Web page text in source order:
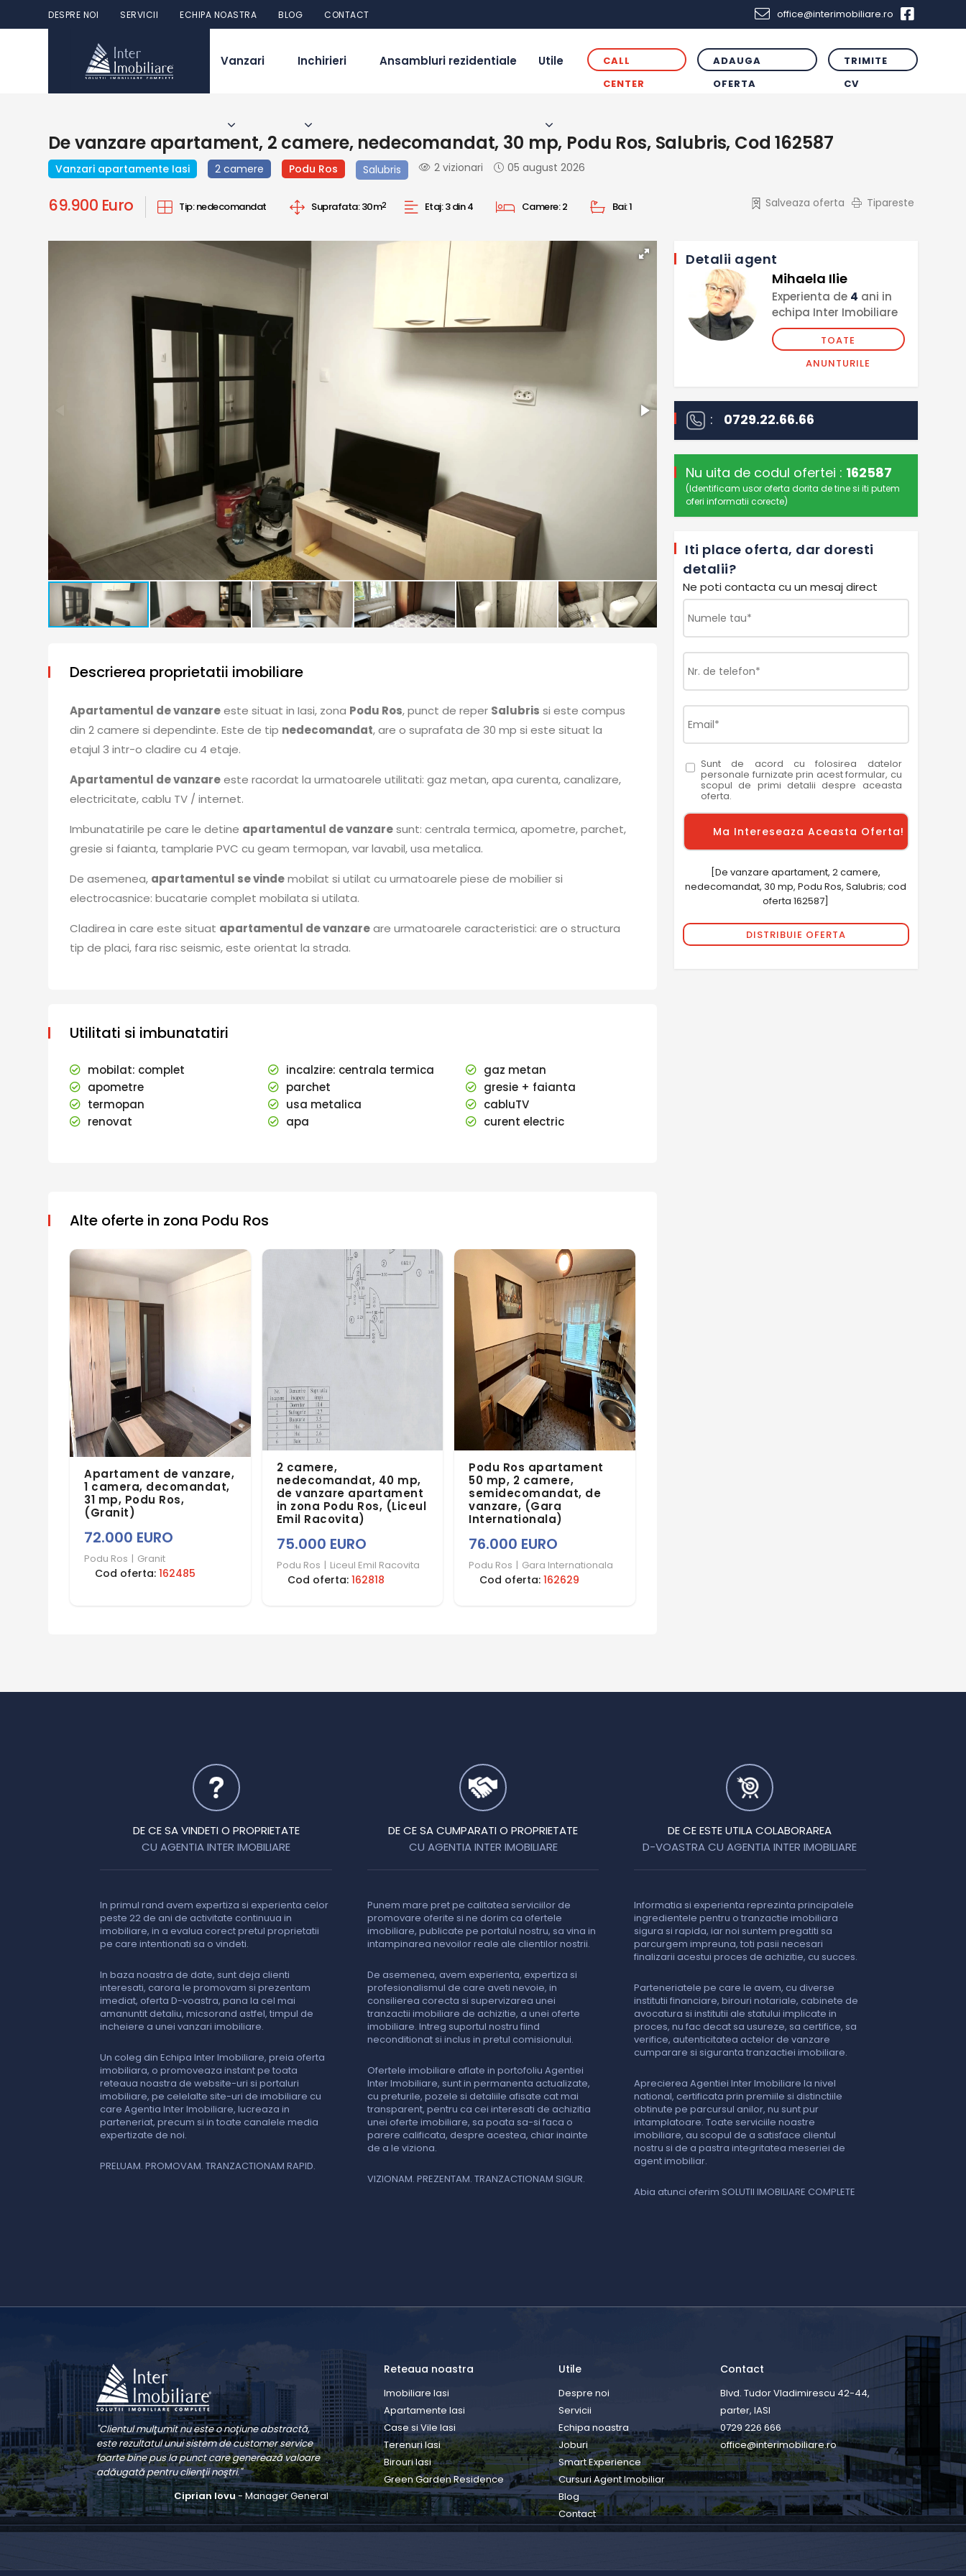
DESPRE NOI SERVICII ECHIPA NOASTRA BLOG CONTACT office@interimobiliare.ro
Vanzari Inchirieri Ansambluri rezidentiale Utile
CALL
CENTER
ADAUGA
OFERTA
TRIMITE
CV
De vanzare apartament, 2 camere, nedecomandat, 30 mp, Podu Ros, Salubris, Cod 162587
Vanzari apartamente Iasi 2 camere Podu Ros Salubris 2 vizionari 05 august 2026
69.900 Euro Tip:nedecomandat Suprafata:30m2 Etaj:3 din 4 Camere:2 Bai:1 Salveaza oferta Tipareste
Descrierea proprietatii imobiliare
Apartamentul de vanzareeste situat in Iasi, zona Podu Ros, punct de reper Salubris si este compus
din 2 camere si dependinte. Este de tip nedecomandat, are o suprafata de 30 mp si este situat la
etajul 3 intr-o cladire cu 4 etaje.
Apartamentul de vanzareeste racordat la urmatoarele utilitati: gaz metan, apa curenta, canalizare,
electricitate, cablu TV / internet.
Imbunatatirile pe care le detine apartamentul de vanzaresunt: centrala termica, apometre, parchet,
gresie si faianta, tamplarie PVC cu geam termopan, var lavabil, usa metalica.
De asemenea, apartamentul se vindemobilat si utilat cu urmatoarele piese de mobilier si
electrocasnice: bucatarie complet mobilata si utilata.
Cladirea in care este situat apartamentul de vanzareare urmatoarele caracteristici: are o structura
tip de placi, fara risc seismic, este orientat la strada.
Utilitati si imbunatatiri
mobilat: complet incalzire: centrala termica
gaz metan
apometre
parchet
gresie + faianta
termopan
usa metalica
cabluTV
renovat
apa curent electric
Detalii agent
Mihaela Ilie
Experienta de 4 ani in
echipa Inter Imobiliare
TOATE
ANUNTURILE
: 0729.22.66.66
Nu uita de codul ofertei : 162587
(Identificam usor oferta dorita de tine si iti putem
oferi informatii corecte)
Iti place oferta, dar doresti
detalii?
Ne poti contacta cu un mesaj direct
Sunt de acord cu folosirea datelor
personale furnizate prin acest formular, cu
scopul de primi detalii despre aceasta
oferta.
[De vanzare apartament, 2 camere,
nedecomandat, 30 mp, Podu Ros, Salubris; cod
oferta 162587]
DISTRIBUIE OFERTA
Alte oferte in zona Podu Ros
Apartament de vanzare,
1 camera, decomandat,
31 mp, Podu Ros,
(Granit)
72.000 EURO
Podu Ros | Granit
Cod oferta:162485
2 camere,
nedecomandat, 40 mp,
de vanzare apartament
in zona Podu Ros, (Liceul
Emil Racovita)
75.000 EURO
Podu Ros | Liceul Emil Racovita
Cod oferta: 162818
Podu Ros apartament
50 mp, 2 camere,
semidecomandat, de
vanzare, (Gara
Internationala)
76.000 EURO
Podu Ros | Gara Internationala
Cod oferta:162629
DE CE SA VINDETI O PROPRIETATE
CU AGENTIA INTER IMOBILIARE
In primul rand avem expertiza si experienta celor
peste 22 de ani de activitate continuua in
imobiliare, in a evalua corect pretul proprietatii
pe care intentionati sa o vindeti.
In baza noastra de date, sunt deja clienti
interesati, carora le promovam si prezentam
imediat, oferta D-voastra, pana la cel mai
amanuntit detaliu, micsorand astfel, timpul de
incheiere a unei vanzari imobiliare.
Un coleg din Echipa Inter Imobiliare, preia oferta
imobiliara, o promoveaza instant pe toata
reteaua noastra de website-uri si portaluri
imobiliare, pe celelalte site-uri de imobiliare cu
care Agentia Inter Imobiliare, lucreaza in
parteneriat, precum si in toate canalele media
expertizate de noi.
PRELUAM. PROMOVAM. TRANZACTIONAM RAPID.
DE CE SA CUMPARATI O PROPRIETATE
CU AGENTIA INTER IMOBILIARE
Punem mare pret pe calitatea serviciilor de
promovare oferite si ne dorim ca ofertele
imobiliare, publicate pe portalul nostru, sa vina in
intampinarea nevoilor reale ale clientilor nostrii.
De asemenea, avem experienta, expertiza si
profesionalismul de care aveti nevoie, in
consilierea corecta si supervizarea unei
tranzactii imobiliare de achizitie, a unei oferte
imobiliare. Intreg suportul nostru fiind
neconditionat si inclus in pretul comisionului.
Ofertele imobiliare aflate in portofoliu Agentiei
Inter Imobiliare, sunt in permanenta actualizate,
cu preturile, pozele si detaliile afisate cat mai
transparent, pentru ca cei interesati de achizitia
unei oferte imobiliare, sa poata sa-si faca o
parere calificata, despre acestea, chiar inainte
de a le viziona.
VIZIONAM. PREZENTAM. TRANZACTIONAM SIGUR.
DE CE ESTE UTILA COLABORAREA
D-VOASTRA CU AGENTIA INTER IMOBILIARE
Informatia si experienta reprezinta principalele
ingredientele pentru o tranzactie imobiliara
sigura si rapida, iar noi suntem pregatiti sa
parcurgem impreuna, toti pasii necesari
finalizarii acestui proces de achizitie, cu succes.
Parteneriatele pe care le avem, cu diverse
institutii financiare, birouri notariale, cabinete de
avocatura si institutii ale statului implicate in
proces, nu fac decat sa usureze, sa certifice, sa
verifice, autenticitatea actelor de vanzare
cumparare si siguranta tranzactiei imobiliare.
Aprecierea Agentiei Inter Imobiliare la nivel
national, certificata prin premiile si distinctiile
obtinute pe parcursul anilor, nu sunt pur
intamplatoare. Toate serviciile noastre
imobiliare, au scopul de a satisface clientul
nostru si de a pastra integritatea meseriei de
agent imobiliar.
Abia atunci oferim SOLUTII IMOBILIARE COMPLETE
"Clientul mulţumit nu este o noţiune abstractă,
este rezultatul unui sistem de customer service
foarte bine pus la punct care generează valoare
adăugată pentru clienţii noştri."
Ciprian Iovu- Manager General
Reteaua noastra
Imobiliare Iasi
Apartamente Iasi
Case si Vile Iasi
Terenuri Iasi
Birouri Iasi
Green Garden Residence
Utile
Despre noi
Servicii
Echipa noastra
Joburi
Smart Experience
Cursuri Agent Imobiliar
Blog
Contact
Contact
Blvd. Tudor Vladimirescu 42-44,
parter, IASI
0729 226 666
office@interimobiliare.ro